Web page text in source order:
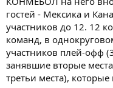
гостей - Мексика и
участников до 12. 12
команд, в
участников плей-офф
занявшие вторые
третьи места),